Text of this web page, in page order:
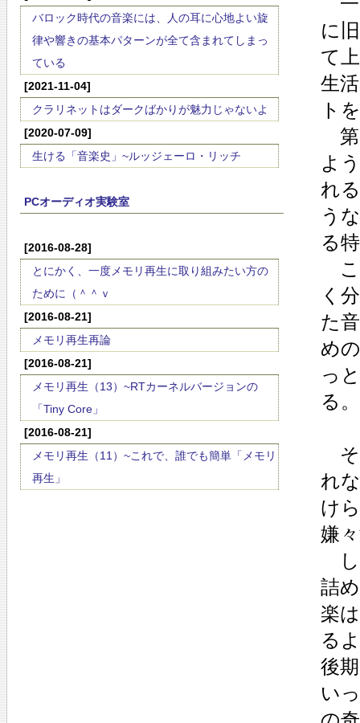
バロック時代の音楽には、人の耳に心地よい旋
律や響きの基本パターンが全て含まれてしまっ
ている
[2021-11-04]
クラリネットはダークばかりが魅力じゃないよ
[2020-07-09]
生ける「音楽史」~ルッジェーロ・リッチ
PCオーディオ実験室
[2016-08-28]
とにかく、一度メモリ再生に取り組みたい方の
ために（＾＾ｖ
[2016-08-21]
メモリ再生再論
[2016-08-21]
メモリ再生（13）~RTカーネルバージョンの
「Tiny Core」
[2016-08-21]
メモリ再生（11）~これで、誰でも簡単「メモリ
再生」
に
て
生
ト
第
よ
れ
う
る
こ
く
た
め
っ
る
そ
れ
け
嫌
し
詰
楽
る
後
い